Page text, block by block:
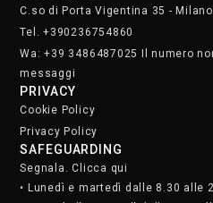
C.so di Porta Vigentina 35 - Milano
Tel. +390236754860
Wa: +39 3486487025 Il numero
messaggi
PRIVACY
Cookie Policy
Privacy Policy
SAFEGUARDING
Segnala. Clicca qui
• Lunedì e martedì dalle 8.30 alle